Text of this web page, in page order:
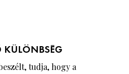
KÜLÖNBSÉG
tudja, hogy a